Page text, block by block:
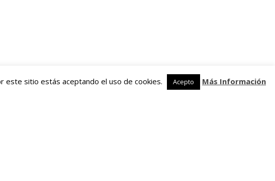
este sitio estás aceptando el uso de cookies. Acepto Más Información